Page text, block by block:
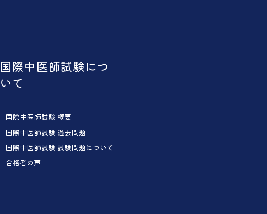
国際中医師試験につ
いて
国際中医師試験 概要
国際中医師試験 過去問題
国際中医師試験 試験問題について
合格者の声